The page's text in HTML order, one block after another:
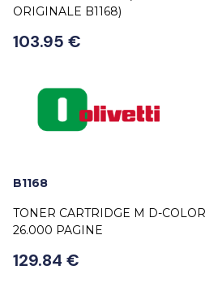
ORIGINALE B1168)
103.95 €
B1168
TONER CARTRIDGE M D-
26.000 PAGINE
129.84 €